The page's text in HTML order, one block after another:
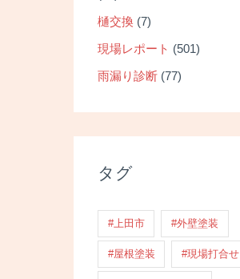
樋交換 (7)
現場レポート (501)
雨漏り診断 (77)
タグ
#上田市 #外壁塗装
#屋根塗装 #現場打合せ